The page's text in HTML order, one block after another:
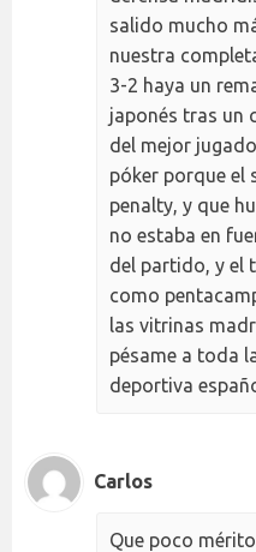
salido mucho
nuestra
3-2 haya un
japonés tras un
del mejor
póker porque el
penalty, y que
no estaba en
del partido, y el
como
las vitrinas
pésame a toda
deportiva
Carlos
Que poco